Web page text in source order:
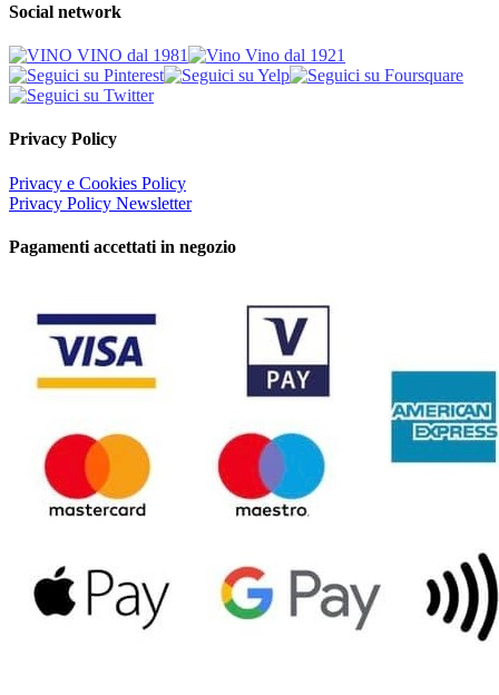
Social network
Privacy Policy
Privacy e Cookies Policy
Privacy Policy Newsletter
Pagamenti accettati in negozio